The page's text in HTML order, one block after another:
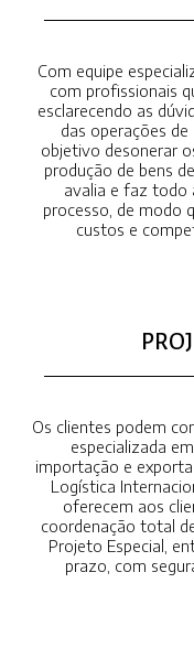
Com equipe
com profissionais
esclarecendo as
das operações
objetivo desonerar
produção de bens
avalia e faz todo
processo, de modo
custos e
Os clientes podem
especializada
importação e
Logística
oferecem aos
coordenação total
Projeto Especial,
prazo, com